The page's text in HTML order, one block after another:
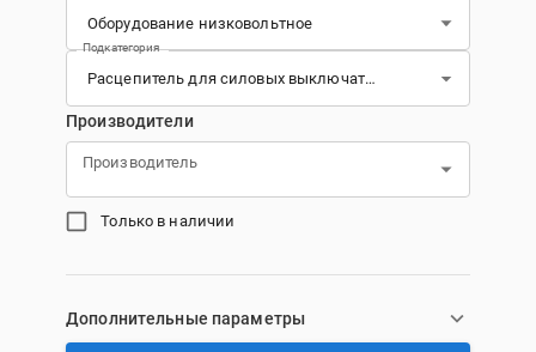
Подкатегория
Производители
Производитель
Только в наличии
Дополнительные параметры